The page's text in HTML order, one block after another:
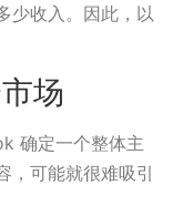
少收入。因此，以
场
确定一个整体主
，可能就很难吸引